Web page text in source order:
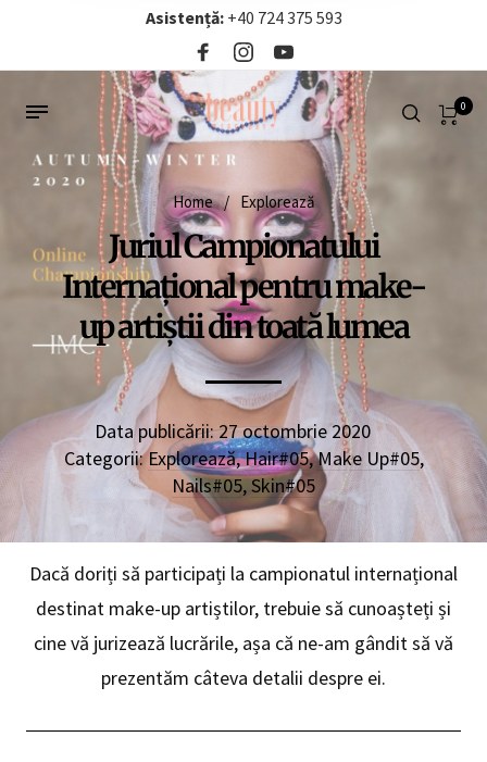
Asistență: +40 724 375 593‬
0
Home / Explorează
Juriul Campionatului
Internațional pentru make-
up artiștii din toată lumea
Data publicării:27 octombrie 2020
Categorii:Explorează,Hair#05,Make Up#05,
Nails#05,Skin#05
Dacă doriți să participați la campionatul internațional
destinat make-up artiștilor, trebuie să cunoașteți și
cine vă jurizează lucrările, așa că ne-am gândit să vă
prezentăm câteva detalii despre ei.